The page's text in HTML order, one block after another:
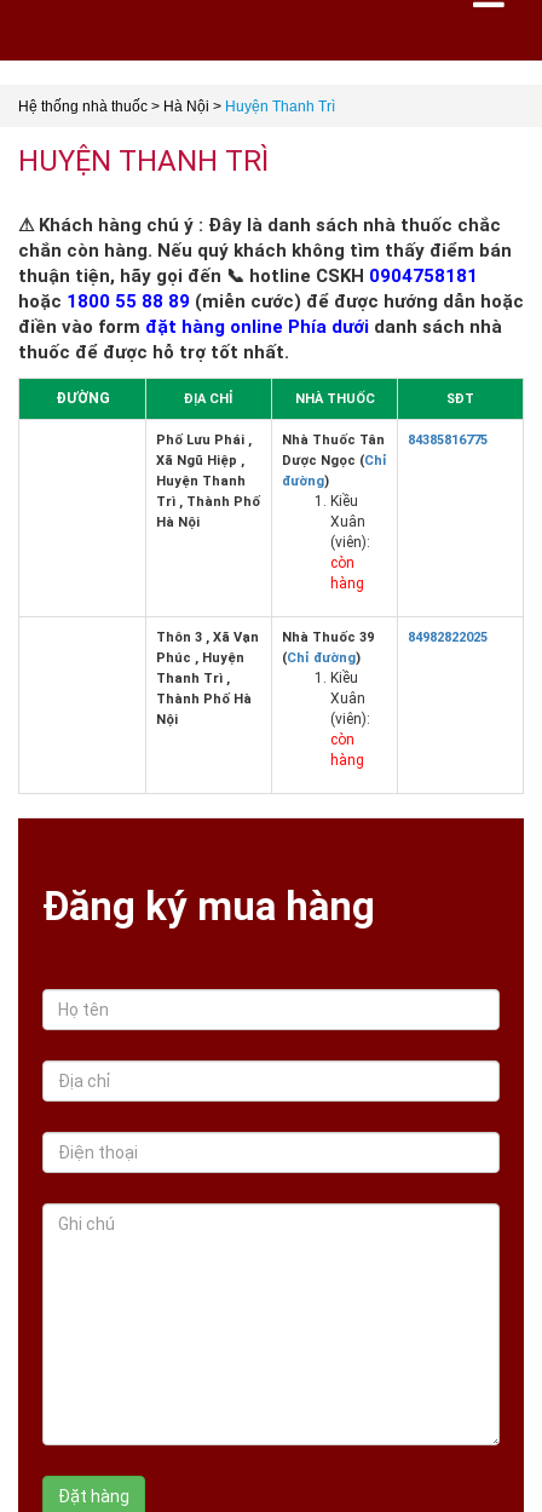
Hệ thống nhà thuốc > Hà Nội > Huyện Thanh Trì
HUYỆN THANH TRÌ
⚠ Khách hàng chú ý : Đây là danh sách nhà thuốc chắc
chắn còn hàng. Nếu quý khách không tìm thấy điểm bán
thuận tiện, hãy gọi đến 📞 hotline CSKH 0904758181
hoặc 1800 55 88 89 (miễn cước) để được hướng dẫn hoặc
điền vào form đặt hàng online Phía dưới danh sách nhà
thuốc để được hỗ trợ tốt nhất.
ĐƯỜNG ĐỊA CHỈ NHÀ THUỐC SĐT
Phố Lưu Phái ,
Xã Ngũ Hiệp ,
Huyện Thanh
Trì , Thành Phố
Hà Nội
Nhà Thuốc Tân
Dược Ngọc (Chỉ
đường)
Kiều
Xuân
(viên):
còn
hàng
84385816775
Thôn 3 , Xã Vạn
Phúc , Huyện
Thanh Trì ,
Thành Phố Hà
Nội
Nhà Thuốc 39
(Chỉ đường)
Kiều
Xuân
(viên):
còn
hàng
84982822025
Đăng ký mua hàng